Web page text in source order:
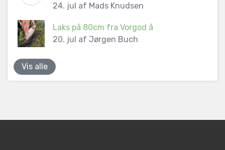
24. jul af Mads Knudsen
Laks på 80cm fra Vorgod å
20. jul af Jørgen Buch
Vis alle